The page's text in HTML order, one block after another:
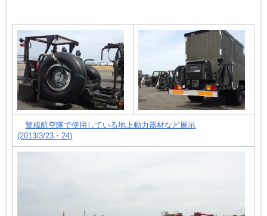
警戒航空隊で使用している地上動力器材など展示
(2013/3/23・24)